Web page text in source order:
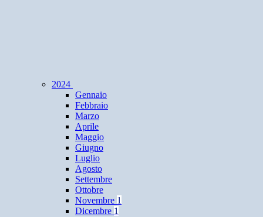
2024
Gennaio
Febbraio
Marzo
Aprile
Maggio
Giugno
Luglio
Agosto
Settembre
Ottobre
Novembre 1
Dicembre 1